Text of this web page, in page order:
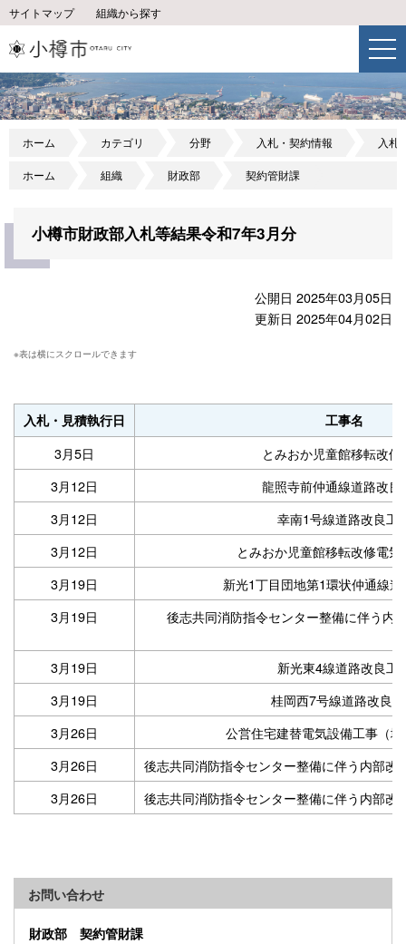
サイトマップ 組織から探す
ホーム カテゴリ 分野 入札・契約情報 入札
ホーム 組織 財政部 契約管財課
小樽市財政部入札等結果令和7年3月分
公開日 2025年03月05日
更新日 2025年04月02日
入札・見積執行日 工事名
3月5日
とみおか児童館移転改修
3月12日
龍照寺前仲通線道路改良
3月12日
幸南1号線道路改良工
3月12日
とみおか児童館移転改修電
3月19日
新光1丁目団地第1環状仲通線
3月19日
後志共同消防指令センター整備に伴う内
3月19日
新光東4線道路改良工
3月19日
桂岡西7号線道路改良
3月26日
公営住宅建替電気設備工事（
3月26日
後志共同消防指令センター整備に伴う内部改
3月26日
後志共同消防指令センター整備に伴う内部改
お問い合わせ
財政部 契約管財課